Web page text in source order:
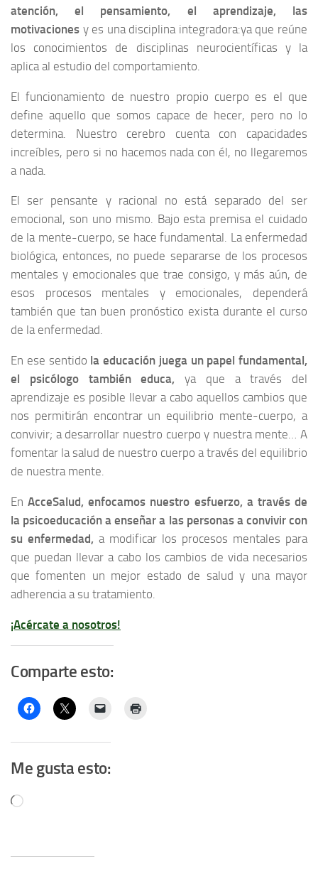
atención, el pensamiento, el aprendizaje, las
motivaciones y es una disciplina integradora:ya que reúne
los conocimientos de disciplinas neurocientíficas y la
aplica al estudio del comportamiento.
El funcionamiento de nuestro propio cuerpo es el que
define aquello que somos capace de hecer, pero no lo
determina. Nuestro cerebro cuenta con capacidades
increíbles, pero si no hacemos nada con él, no llegaremos
a nada.
El ser pensante y racional no está separado del ser
emocional, son uno mismo. Bajo esta premisa el cuidado
de la mente-cuerpo, se hace fundamental. La enfermedad
biológica, entonces, no puede separarse de los procesos
mentales y emocionales que trae consigo, y más aún, de
esos procesos mentales y emocionales, dependerá
también que tan buen pronóstico exista durante el curso
de la enfermedad.
En ese sentido la educación juega un papel fundamental,
el psicólogo también educa, ya que a través del
aprendizaje es posible llevar a cabo aquellos cambios que
nos permitirán encontrar un equilibrio mente-cuerpo, a
convivir; a desarrollar nuestro cuerpo y nuestra mente… A
fomentar la salud de nuestro cuerpo a través del equilibrio
de nuestra mente.
EnAcceSalud, enfocamos nuestro esfuerzo, a través de
la psicoeducación a enseñar a las personas a convivir con
su enfermedad, a modificar los procesos mentales para
que puedan llevar a cabo los cambios de vida necesarios
que fomenten un mejor estado de salud y una mayor
adherencia a su tratamiento.
¡Acércate a nosotros!
Comparte esto:
Me gusta esto:
Cargando...